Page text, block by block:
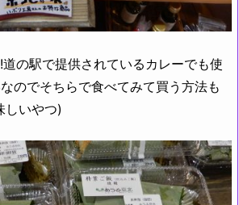
の駅で提供されているカレーでも使
のでそちらで食べてみて買う方法も
しいやつ)